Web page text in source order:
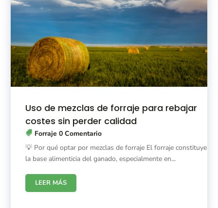
Uso de mezclas de forraje para rebajar
costes sin perder calidad
Forraje 0 Comentario
💡 Por qué optar por mezclas de forraje El forraje constituye
la base alimenticia del ganado, especialmente en...
LEER MÁS